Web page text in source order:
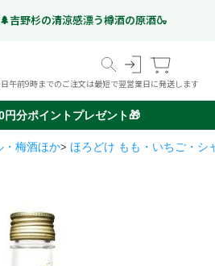
吉野杉の清涼感漂う樽酒の原酒🍶
午前9時までのご注文は最短で翌営業日に発送します
のお酒
お酒
お酒Studio
ルコール日本酒)
ル・梅酒ほか
ール
ルグッズ
の
ウォーター
ら選ぶ
下
- 1,999 円以下
- 2,999 円以下
- 4,999 円以下
以上
円分ポイントプレゼント🎁
・梅酒ほか ほろどけ もも・いちご・シ